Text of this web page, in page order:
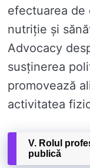
efectuarea de
nutriție și
Advocacy
susținerea
promovează
activitatea
V. Rolul
publică